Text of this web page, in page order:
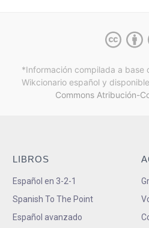
*Información compilada a base
Wikcionario español y
Commons Atribución-
LIBROS
Español en 3-2-1
Spanish To The Point
Español avanzado